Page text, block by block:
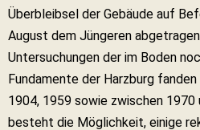
Überbleibsel der Gebäude auf
August dem Jüngeren
Untersuchungen der im Boden
Fundamente der Harzburg
1904, 1959 sowie zwischen
besteht die Möglichkeit, einige